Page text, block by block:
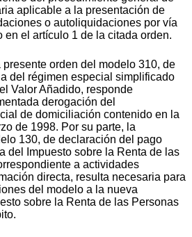
aplicable a la presentación de
o autoliquidaciones por vía
en el artículo 1 de la citada orden.
presente orden del modelo 310, de
del régimen especial simplificado
Valor Añadido, responde
derogación del
de domiciliación contenido en la
de 1998. Por su parte, la
130, de declaración del pago
del Impuesto sobre la Renta de las
a actividades
directa, resulta necesaria para
del modelo a la nueva
sobre la Renta de las Personas